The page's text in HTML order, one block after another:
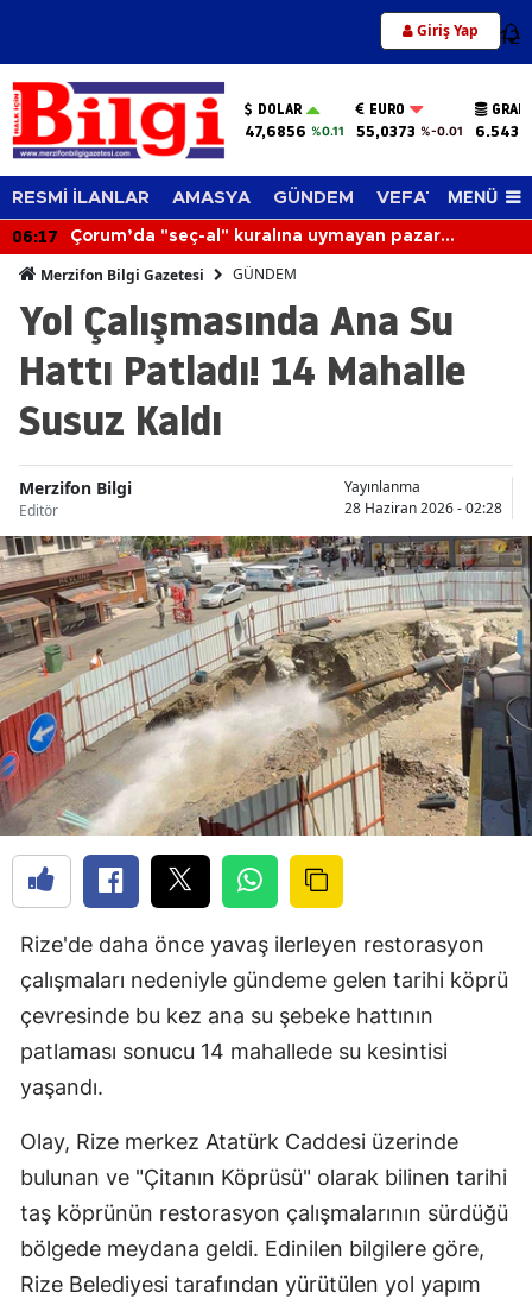
Giriş Yap 12
DOLAR
47,6856 %0.11
EURO
55,0373 %-0.01
RESMİ İLANLAR AMASYA GÜNDEM VEFAT EDENLER
MENÜ
06:17
Çorum’da "seç-al" kuralına uymayan pazar
Merzifon Bilgi Gazetesi GÜNDEM
Yol Çalışmasında Ana Su
Hattı Patladı! 14 Mahalle
Susuz Kaldı
Merzifon Bilgi
Editör
Yayınlanma
28 Haziran 2026 - 02:28
Rize'de daha önce yavaş ilerleyen restorasyon
çalışmaları nedeniyle gündeme gelen tarihi köprü
çevresinde bu kez ana su şebeke hattının
patlaması sonucu 14 mahallede su kesintisi
yaşandı.
Olay, Rize merkez Atatürk Caddesi üzerinde
bulunan ve "Çitanın Köprüsü" olarak bilinen tarihi
taş köprünün restorasyon çalışmalarının sürdüğü
bölgede meydana geldi. Edinilen bilgilere göre,
Rize Belediyesi tarafından yürütülen yol yapım